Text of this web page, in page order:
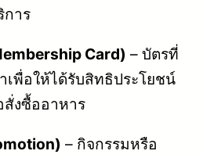
การ
Card) – บัตรที่
พื่อให้ได้รับสิทธิประโยชน์
งซื้ออาหาร
– กิจกรรมหรือ